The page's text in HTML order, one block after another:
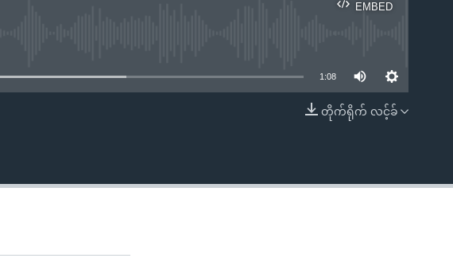
EMBED
EMBED
1:08
တိုက်ရိုက် လင့်ခ်